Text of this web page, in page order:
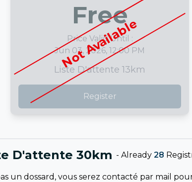
Not Available
Free
Price Valid Until :
Jun 03, 2026, 12:00 PM
Liste D'attente 13km
Register
D'attente 30km - Already 28
un dossard, vous serez contacté par mail